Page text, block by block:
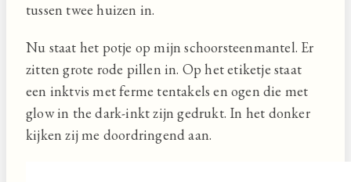
tussen twee huizen in.
Nu staat het potje op mijn schoorsteenmantel. Er
zitten grote rode pillen in. Op het etiketje staat
een inktvis met ferme tentakels en ogen die met
glow in the dark-inkt zijn gedrukt. In het donker
kijken zij me doordringend aan.